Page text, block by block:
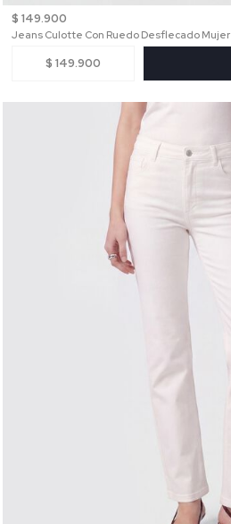
$ 149.900
Jeans Culotte Con Ruedo Desflecado Mujer
$ 149.900